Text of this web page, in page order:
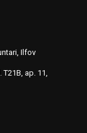
Ilfov
ap. 11,